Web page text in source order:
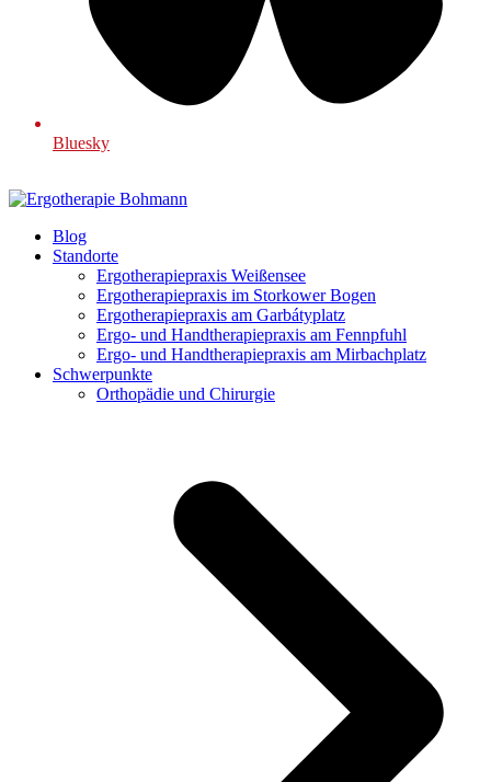
Bluesky
Blog
Standorte
Ergotherapiepraxis Weißensee
Ergotherapiepraxis im Storkower Bogen
Ergotherapiepraxis am Garbátyplatz
Ergo- und Handtherapiepraxis am Fennpfuhl
Ergo- und Handtherapiepraxis am Mirbachplatz
Schwerpunkte
Orthopädie und Chirurgie